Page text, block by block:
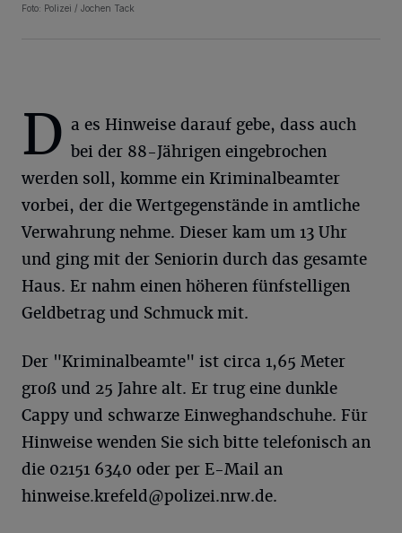
Foto: Polizei / Jochen Tack
D a es Hinweise darauf gebe, dass auch
bei der 88-Jährigen eingebrochen
werden soll, komme ein Kriminalbeamter
vorbei, der die Wertgegenstände in amtliche
Verwahrung nehme. Dieser kam um 13 Uhr
und ging mit der Seniorin durch das gesamte
Haus. Er nahm einen höheren fünfstelligen
Geldbetrag und Schmuck mit.
Der "Kriminalbeamte" ist circa 1,65 Meter
groß und 25 Jahre alt. Er trug eine dunkle
Cappy und schwarze Einweghandschuhe. Für
Hinweise wenden Sie sich bitte telefonisch an
die 02151 6340 oder per E-Mail an
hinweise.krefeld@polizei.nrw.de.